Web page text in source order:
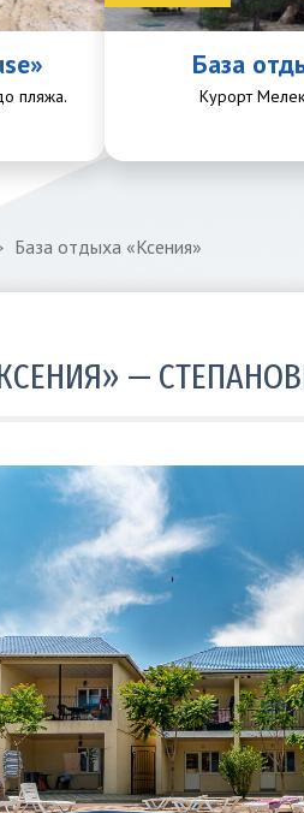
пляжа.
База
Курорт
База отдыха «Ксения»
—